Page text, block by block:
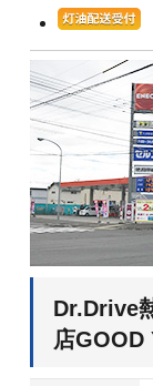
Dr.Drive
店GOOD